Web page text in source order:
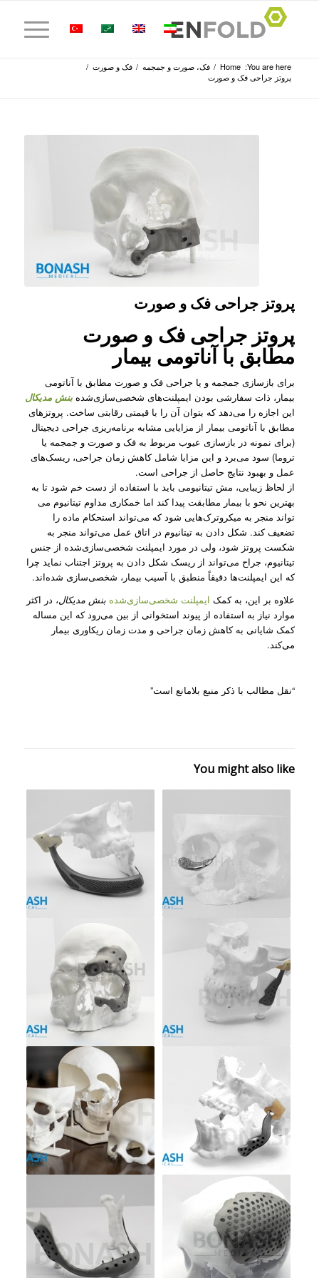
You are here:
Home
/ فک، صورت و جمجمه / فک و صورت /
پروتز جراحی فک و صورت
پروتز جراحی فک و صورت
پروتز جراحی فک و صورت
مطابق با آناتومی بیمار
برای بازسازی جمجمه و یا جراحی فک و صورت مطابق با آناتومی
بیمار، ذات سفارشی بودن ایمپلنت‌های شخصی‌سازی‌شده بنش مدیکال
این اجازه را می‌دهد که بتوان آن را با قیمتی رقابتی ساخت. پروتزهای
مطابق با آناتومی بیمار از مزایایی مشابه برنامه‌ریزی جراحی دیجیتال
(برای نمونه در بازسازی عیوب مربوط به فک و صورت و جمجمه یا
تروما) سود می‌برد و این مزایا شامل کاهش زمان جراحی، ریسک‌های
عمل و بهبود نتایج حاصل از جراحی است.
از لحاظ زیبایی، مش تیتانیومی باید با استفاده از دست خم شود تا به
بهترین نحو با بیمار مطابقت پیدا کند اما خمکاری مداوم تیتانیوم می
تواند منجر به میکروترک‌هایی شود که می‌تواند استحکام ماده را
تضعیف کند. شکل دادن به تیتانیوم در اتاق عمل می‌تواند منجر به
شکست پروتز شود، ولی در مورد ایمپلنت شخصی‌سازی‌شده از جنس
تیتانیوم، جراح می‌تواند از ریسک شکل دادن به پروتز اجتناب نماید چرا
که این ایمپلنت‌ها دقیقاً منطبق با آسیب بیمار، شخصی‌سازی شده‌اند.
علاوه بر این، به کمک ایمپلنت شخصی‌سازی‌شده بنش مدیکال، در اکثر
موارد نیاز به استفاده از پیوند استخوانی از بین می‌رود که این مساله
کمک شایانی به کاهش زمان جراحی و مدت زمان ریکاوری بیمار
می‌کند.
“نقل مطالب با ذکر منبع بلامانع است”
You might also like